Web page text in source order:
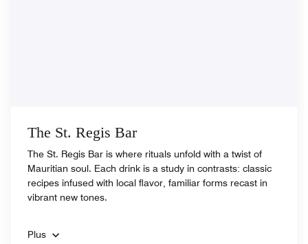
The St. Regis Bar
The St. Regis Bar is where rituals unfold with a twist of
Mauritian soul. Each drink is a study in contrasts: classic
recipes infused with local flavor, familiar forms recast in
vibrant new tones.
Plus